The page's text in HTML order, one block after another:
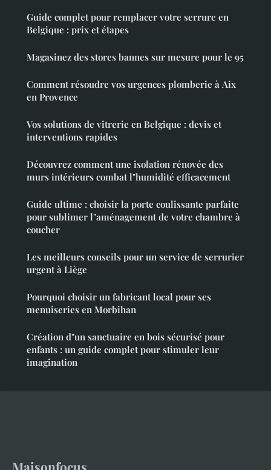
Guide complet pour remplacer votre serrure en
Belgique : prix et étapes
Magasinez des stores bannes sur mesure pour le 95
Comment résoudre vos urgences plomberie à Aix
en Provence
Vos solutions de vitrerie en Belgique : devis et
interventions rapides
Découvrez comment une isolation rénovée des
murs intérieurs combat l"humidité efficacement
Guide ultime : choisir la porte coulissante parfaite
pour sublimer l"aménagement de votre chambre à
coucher
Les meilleurs conseils pour un service de serrurier
urgent à Liège
Pourquoi choisir un fabricant local pour ses
menuiseries en Morbihan
Création d"un sanctuaire en bois sécurisé pour
enfants : un guide complet pour stimuler leur
imagination
Maisonfocus